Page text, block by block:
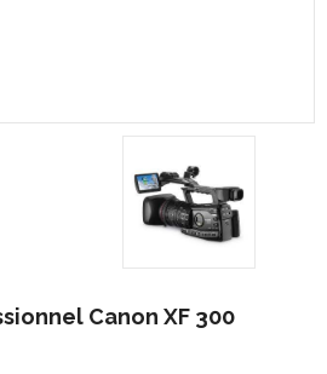
Canon XF 300